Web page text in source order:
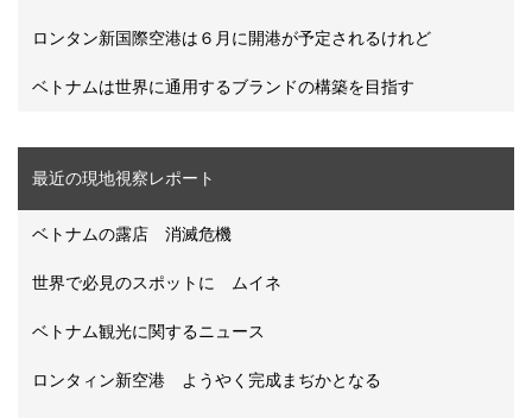
ロンタン新国際空港は６月に開港が予定されるけれど
ベトナムは世界に通用するブランドの構築を目指す
最近の現地視察レポート
ベトナムの露店 消滅危機
世界で必見のスポットに ムイネ
ベトナム観光に関するニュース
ロンタィン新空港 ようやく完成まぢかとなる